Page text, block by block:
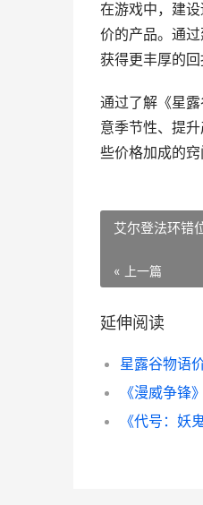
在游戏中，建
价的产品。通
获得更丰厚的
通过了解《星
意季节性、提
些价格加成的
艾尔登法环错
« 上一篇
延伸阅读
星露谷物语